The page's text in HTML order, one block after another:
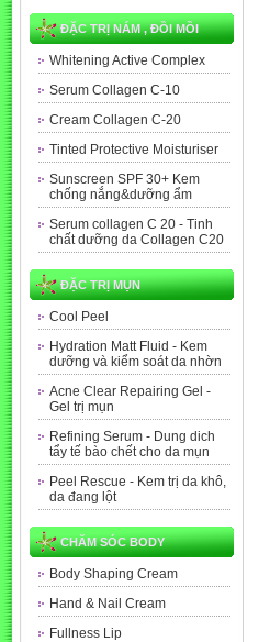
ĐẶC TRỊ NÁM , ĐỒI MỒI
Whitening Active Complex
Serum Collagen C-10
Cream Collagen C-20
Tinted Protective Moisturiser
Sunscreen SPF 30+ Kem
chống nắng&dưỡng ẩm
Serum collagen C 20 - Tinh
chất dưỡng da Collagen C20
ĐẶC TRỊ MỤN
Cool Peel
Hydration Matt Fluid - Kem
dưỡng và kiểm soát da nhờn
Acne Clear Repairing Gel -
Gel trị mụn
Refining Serum - Dung dich
tẩy tế bào chết cho da mụn
Peel Rescue - Kem trị da khô,
da đang lột
CHĂM SÓC BODY
Body Shaping Cream
Hand & Nail Cream
Fullness Lip